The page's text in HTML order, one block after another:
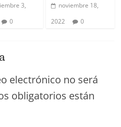
3,
0
noviembre 18,
2022
0
electrónico no será
obligatorios están